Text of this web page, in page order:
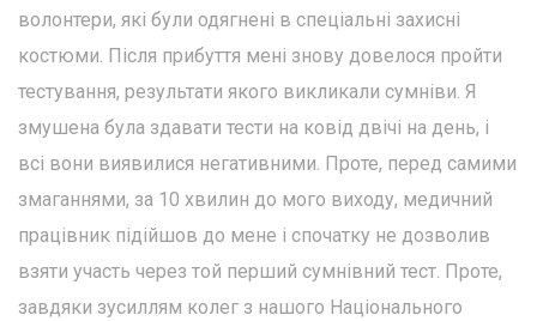
волонтери, які були одягнені в спеціальні захисні
костюми. Після прибуття мені знову довелося пройти
тестування, результати якого викликали сумніви. Я
змушена була здавати тести на ковід двічі на день, і
всі вони виявилися негативними. Проте, перед самими
змаганнями, за 10 хвилин до мого виходу, медичний
працівник підійшов до мене і спочатку не дозволив
взяти участь через той перший сумнівний тест. Проте,
завдяки зусиллям колег з нашого Національного